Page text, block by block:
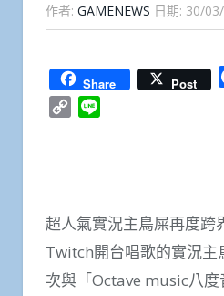
作者: GAMENEWS 日期: 30/
Share Post
Copy
超人氣實況主鳥屎再度跨
Twitch開台唱歌的實況主
次與「Octave music八度